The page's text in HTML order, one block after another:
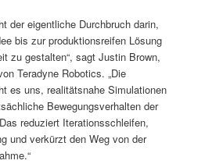
der eigentliche Durchbruch darin,
bis zur produktionsreifen Lösung
zu gestalten“, sagt Justin Brown,
Teradyne Robotics. „Die
es uns, realitätsnahe Simulationen
Bewegungsverhalten der
reduziert Iterationsschleifen,
und verkürzt den Weg von der